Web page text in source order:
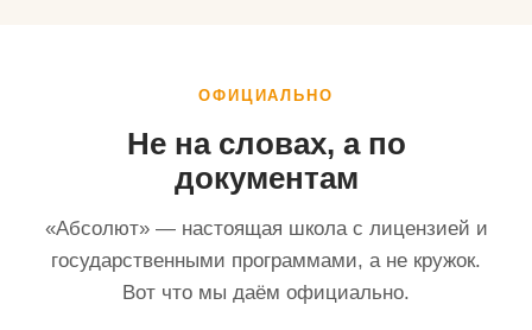
ОФИЦИАЛЬНО
Не на словах, а по
документам
«Абсолют» — настоящая школа с лицензией и
государственными программами, а не кружок.
Вот что мы даём официально.